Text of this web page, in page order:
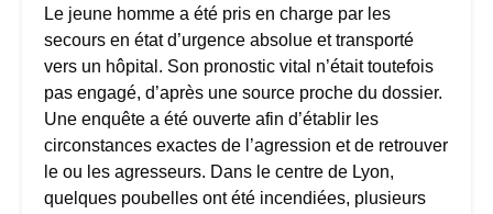
Le jeune homme a été pris en charge par les
secours en état d’urgence absolue et transporté
vers un hôpital. Son pronostic vital n’était toutefois
pas engagé, d’après une source proche du dossier.
Une enquête a été ouverte afin d’établir les
circonstances exactes de l’agression et de retrouver
le ou les agresseurs. Dans le centre de Lyon,
quelques poubelles ont été incendiées, plusieurs